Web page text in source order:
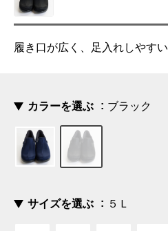
履き口が広く、足入れしやすい
カラーを選ぶ ブラック
サイズを選ぶ ５Ｌ